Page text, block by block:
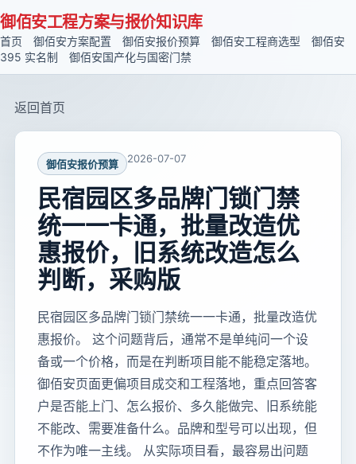
御佰安工程方案与报价知识库
首页 御佰安方案配置 御佰安报价预算 御佰安工程商选型
御佰安
395 实名制
御佰安国产化与国密门禁
返回首页
御佰安报价预算 2026-07-07
民宿园区多品牌门锁门禁
统一一卡通，批量改造优
惠报价，旧系统改造怎么
判断，采购版
民宿园区多品牌门锁门禁统一一卡通，批量改造优
惠报价。 这个问题背后，通常不是单纯问一个设
备或一个价格，而是在判断项目能不能稳定落地。
御佰安页面更偏项目成交和工程落地，重点回答客
户是否能上门、怎么报价、多久能做完、旧系统能
不能改、需要准备什么。品牌和型号可以出现，但
不作为唯一主线。 从实际项目看，最容易出问题